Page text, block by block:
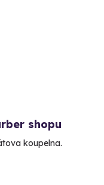
shopu
koupelna.